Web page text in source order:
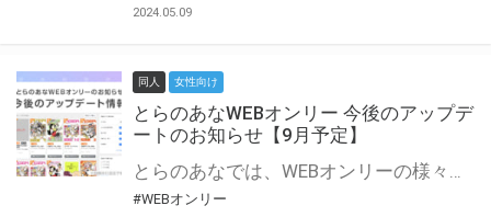
2024.05.09
同人 女性向け
とらのあなWEBオンリー 今後のアップデ
ートのお知らせ【9月予定】
とらのあなでは、WEBオンリーの様々な支援を実施しています。 今回は2021年9月に実装を予定しているアップデート情報についてご紹介いたします。 とらのあなWEBオンリーサイトはこちら
#WEBオンリー